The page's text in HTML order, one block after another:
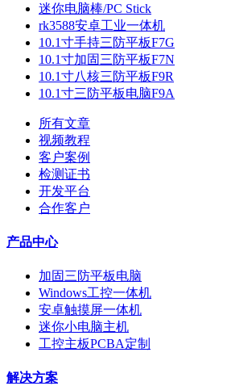
迷你电脑棒/PC Stick
rk3588安卓工业一体机
10.1寸手持三防平板F7G
10.1寸加固三防平板F7N
10.1寸八核三防平板F9R
10.1寸三防平板电脑F9A
所有文章
视频教程
客户案例
检测证书
开发平台
合作客户
产品中心
加固三防平板电脑
Windows工控一体机
安卓触摸屏一体机
迷你小电脑主机
工控主板PCBA定制
解决方案